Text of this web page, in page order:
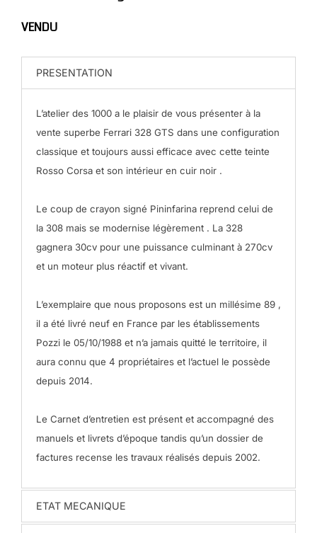
VENDU
PRESENTATION
L’atelier des 1000 a le plaisir de vous présenter à la
vente superbe Ferrari 328 GTS dans une configuration
classique et toujours aussi efficace avec cette teinte
Rosso Corsa et son intérieur en cuir noir .
Le coup de crayon signé Pininfarina reprend celui de
la 308 mais se modernise légèrement . La 328
gagnera 30cv pour une puissance culminant à 270cv
et un moteur plus réactif et vivant.
L’exemplaire que nous proposons est un millésime 89 ,
il a été livré neuf en France par les établissements
Pozzi le 05/10/1988 et n’a jamais quitté le territoire, il
aura connu que 4 propriétaires et l’actuel le possède
depuis 2014.
Le Carnet d’entretien est présent et accompagné des
manuels et livrets d’époque tandis qu’un dossier de
factures recense les travaux réalisés depuis 2002.
ETAT MECANIQUE